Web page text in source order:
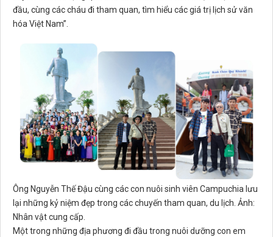
đầu, cùng các cháu đi tham quan, tìm hiểu các giá trị lịch sử văn
hóa Việt Nam”.
Ông Nguyễn Thế Đậu cùng các con nuôi sinh viên Campuchia lưu
lại những kỷ niệm đẹp trong các chuyến tham quan, du lịch. Ảnh:
Nhân vật cung cấp.
Một trong những địa phương đi đầu trong nuôi dưỡng con em